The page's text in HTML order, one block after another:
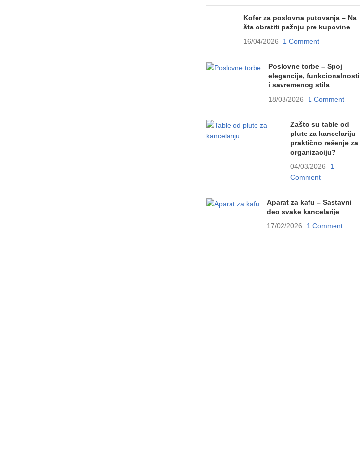
Kofer za poslovna putovanja – Na
šta obratiti pažnju pre kupovine
16/04/2026
1 Comment
Poslovne torbe – Spoj
elegancije, funkcionalnosti
i savremenog stila
18/03/2026
1 Comment
Zašto su table od
plute za kancelariju
praktično rešenje za
organizaciju?
04/03/2026
1
Comment
Aparat za kafu – Sastavni
deo svake kancelarije
17/02/2026
1 Comment